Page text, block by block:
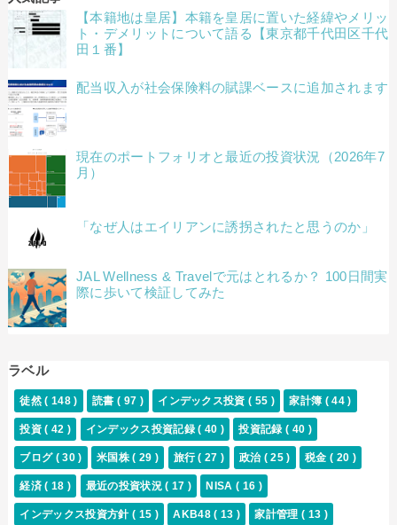
【本籍地は皇居】本籍を皇居に置いた経緯やメリッ
ト・デメリットについて語る【東京都千代田区千代
田１番】
配当収入が社会保険料の賦課ベースに追加されます
現在のポートフォリオと最近の投資状況（2026年7
月）
「なぜ人はエイリアンに誘拐されたと思うのか」
JAL Wellness & Travelで元はとれるか？ 100日間実
際に歩いて検証してみた
ラベル
徒然( 148 ) 読書 ( 97 ) インデックス投資( 55 ) 家計簿 ( 44 )
投資( 42 ) インデックス投資記録( 40 ) 投資記録( 40 )
ブログ ( 30 ) 米国株( 29 ) 旅行( 27 ) 政治 ( 25 ) 税金 ( 20 )
経済( 18 ) 最近の投資状況( 17 ) NISA( 16 )
インデックス投資方針 ( 15 ) AKB48( 13 ) 家計管理( 13 )